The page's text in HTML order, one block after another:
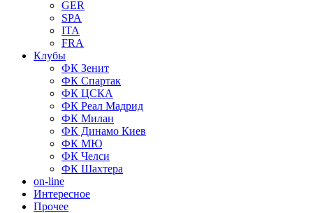
GER
SPA
ITA
FRA
Клубы
ФК Зенит
ФК Спартак
ФК ЦСКА
ФК Реал Мадрид
ФК Милан
ФК Динамо Киев
ФК МЮ
ФК Челси
ФК Шахтера
on-line
Интересное
Прочее